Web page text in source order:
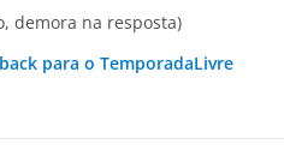
demora na resposta)
para o TemporadaLivre